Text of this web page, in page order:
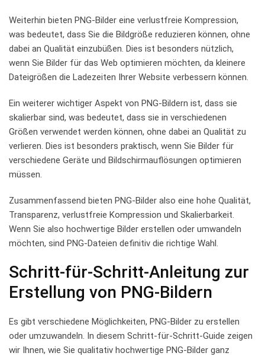
Weiterhin ⁢bieten PNG-Bilder ​eine ⁣verlustfreie⁤ Kompression,
was ⁤bedeutet, dass Sie ⁣die Bildgröße reduzieren ⁤können, ohne‍
dabei an Qualität einzubüßen. Dies ist besonders nützlich,
wenn Sie ​Bilder‍ für⁤ das Web optimieren möchten, da kleinere‍
Dateigrößen die ‌Ladezeiten Ihrer Website verbessern können.
Ein weiterer wichtiger⁤ Aspekt von⁢ PNG-Bildern ist, dass sie
skalierbar sind, was bedeutet, dass sie in verschiedenen
‍Größen verwendet werden können, ohne dabei an Qualität zu
⁢verlieren. Dies‍ ist ‍besonders‍ praktisch, wenn Sie ‌Bilder‍ für
verschiedene Geräte und Bildschirmauflösungen ⁤optimieren
müssen.
Zusammenfassend bieten PNG-Bilder also eine ​hohe Qualität,
Transparenz, verlustfreie⁢ Kompression ‍und Skalierbarkeit.
Wenn Sie also hochwertige Bilder ‍erstellen oder umwandeln​
möchten, sind PNG-Dateien definitiv die⁣ richtige Wahl.
Schritt-für-Schritt-Anleitung zur
Erstellung von ⁣PNG-Bildern
Es⁣ gibt verschiedene Möglichkeiten, PNG-Bilder zu erstellen
oder umzuwandeln.‍ In diesem Schritt-für-Schritt-Guide zeigen⁣
wir Ihnen, wie Sie qualitativ hochwertige⁣ PNG-Bilder ganz